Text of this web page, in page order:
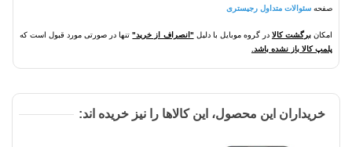
صفحه سئوالات متداول رجیستری
امکانبرگشت کالا در گروه موبایل با دلیل "انصراف از خرید"تنها در صورتی مورد قبول است که
پلمپ کالا باز نشده باشد.
خریداران این محصول، این کالاها را نیز خریده اند: